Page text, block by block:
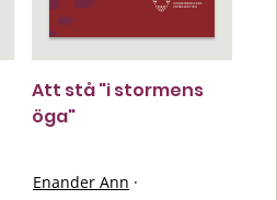
Att stå "i stormens
öga"
Enander Ann ·